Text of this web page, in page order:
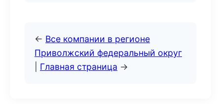
← Все компании в регионе
Приволжский федеральный округ
Главная страница →